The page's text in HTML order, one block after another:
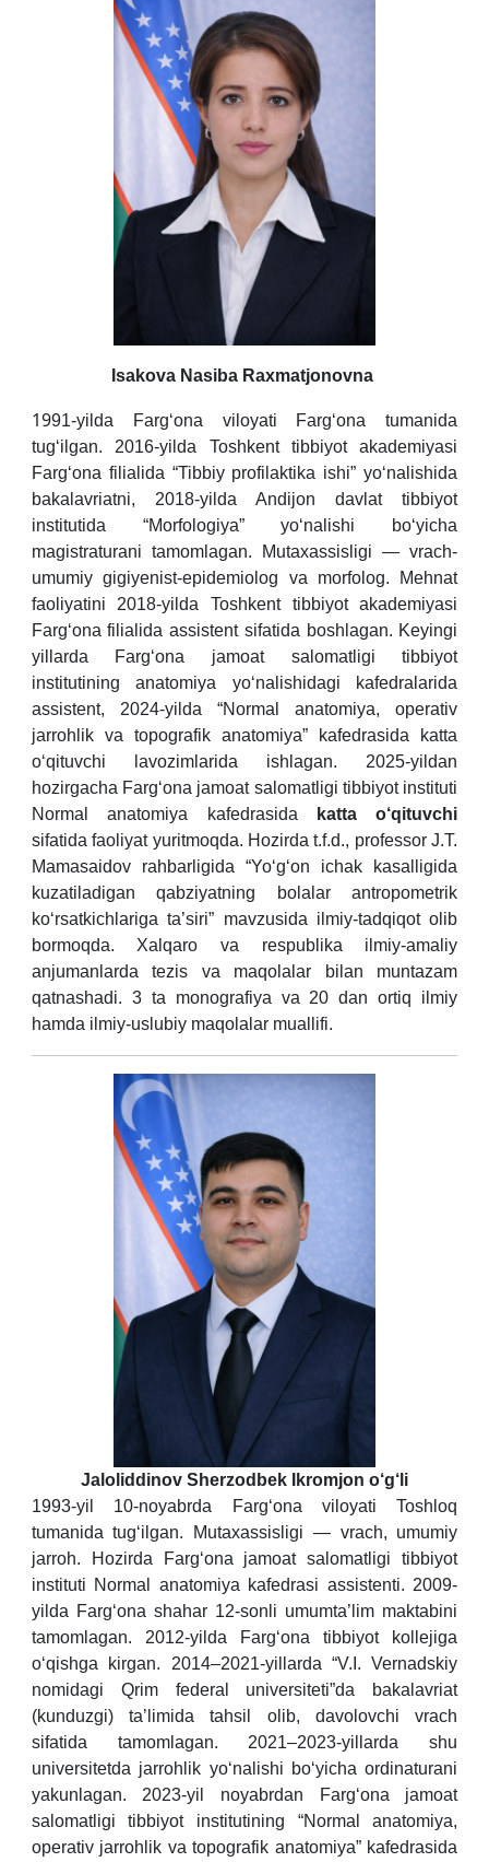
Isakova Nasiba Raxmatjonovna
1991-yilda Farg‘ona viloyati Farg‘ona tumanida
tug‘ilgan. 2016-yilda Toshkent tibbiyot akademiyasi
Farg‘ona filialida “Tibbiy profilaktika ishi” yo‘nalishida
bakalavriatni, 2018-yilda Andijon davlat tibbiyot
institutida “Morfologiya” yo‘nalishi bo‘yicha
magistraturani tamomlagan. Mutaxassisligi — vrach-
umumiy gigiyenist-epidemiolog va morfolog. Mehnat
faoliyatini 2018-yilda Toshkent tibbiyot akademiyasi
Farg‘ona filialida assistent sifatida boshlagan. Keyingi
yillarda Farg‘ona jamoat salomatligi tibbiyot
institutining anatomiya yo‘nalishidagi kafedralarida
assistent, 2024-yilda “Normal anatomiya, operativ
jarrohlik va topografik anatomiya” kafedrasida katta
o‘qituvchi lavozimlarida ishlagan. 2025-yildan
hozirgacha Farg‘ona jamoat salomatligi tibbiyot instituti
Normal anatomiya kafedrasida
katta o‘qituvchi
sifatida faoliyat yuritmoqda. Hozirda t.f.d., professor J.T.
Mamasaidov rahbarligida “Yo‘g‘on ichak kasalligida
kuzatiladigan qabziyatning bolalar antropometrik
ko‘rsatkichlariga ta’siri” mavzusida ilmiy-tadqiqot olib
bormoqda. Xalqaro va respublika ilmiy-amaliy
anjumanlarda tezis va maqolalar bilan muntazam
qatnashadi. 3 ta monografiya va 20 dan ortiq ilmiy
hamda ilmiy-uslubiy maqolalar muallifi.
Jaloliddinov Sherzodbek Ikromjon o‘g‘li
1993-yil 10-noyabrda Farg‘ona viloyati Toshloq
tumanida tug‘ilgan. Mutaxassisligi — vrach, umumiy
jarroh. Hozirda Farg‘ona jamoat salomatligi tibbiyot
instituti Normal anatomiya kafedrasi assistenti. 2009-
yilda Farg‘ona shahar 12-sonli umumta’lim maktabini
tamomlagan. 2012-yilda Farg‘ona tibbiyot kollejiga
o‘qishga kirgan. 2014–2021-yillarda “V.I. Vernadskiy
nomidagi Qrim federal universiteti”da bakalavriat
(kunduzgi) ta’limida tahsil olib, davolovchi vrach
sifatida tamomlagan. 2021–2023-yillarda shu
universitetda jarrohlik yo‘nalishi bo‘yicha ordinaturani
yakunlagan. 2023-yil noyabrdan Farg‘ona jamoat
salomatligi tibbiyot institutining “Normal anatomiya,
operativ jarrohlik va topografik anatomiya” kafedrasida